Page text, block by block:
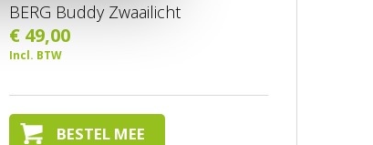
BERG Buddy Zwaailicht
€ 49,00
Incl. BTW
BESTEL MEE